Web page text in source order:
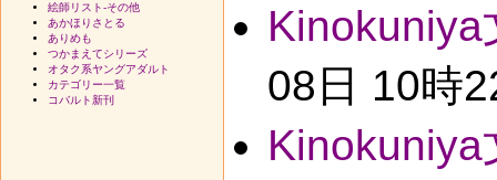
08日 10時
絵師リスト-その他
あかほりさとる
ありめも
つかまえてシリーズ
オタク系ヤングアダルト
カテゴリー一覧
コバルト新刊